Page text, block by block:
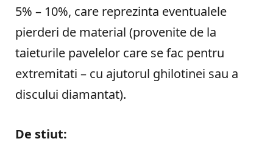
5% – 10%, care reprezinta eventualele
pierderi de material (provenite de la
taieturile pavelelor care se fac pentru
extremitati – cu ajutorul ghilotinei sau a
discului diamantat).
De stiut: